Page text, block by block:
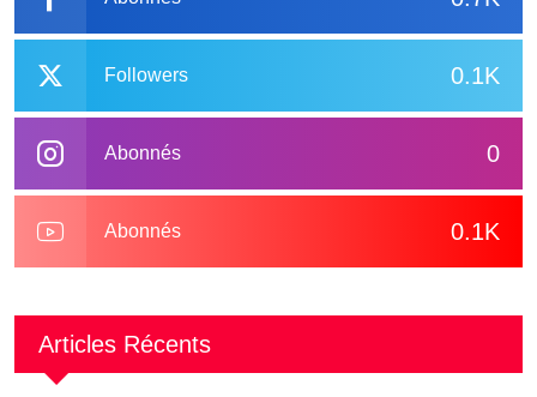
0.1K
Followers
0
Abonnés
0.1K
Abonnés
Articles Récents